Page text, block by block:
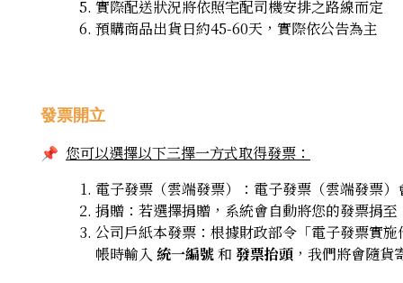
實際配送狀況將依照宅配司機安排之路線而定
預購商品出貨日約45-60天，實際依公告為主
發票開立
📌 您可以選擇以下三擇一方式取得發票：
電子發票（雲端發票）：​電子發票（雲端發票
捐贈：若選擇捐贈，系統會自動將您的發票捐
公司戶紙本發票：根據財政部令「電子發票實
帳時輸入 統一編號和 發票抬頭 ，我們將會隨